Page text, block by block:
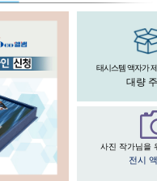
태시스템 액자가
대량
사진 작가님을
전시